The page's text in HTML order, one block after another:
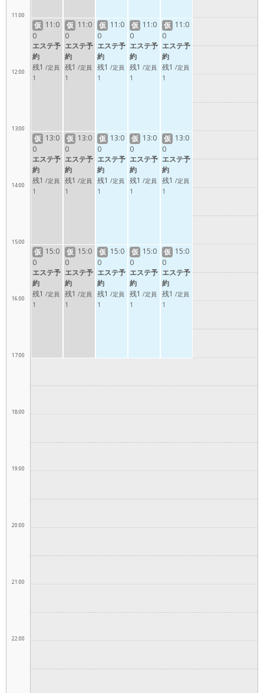
11:00
12:00
13:00
14:00
15:00
16:00
17:00
18:00
19:00
20:00
21:00
22:00
仮 11:0
0
エステ予
約
残1 /定員
1
仮 13:0
0
エステ予
約
残1 /定員
1
仮 15:0
0
エステ予
約
残1 /定員
1
仮 11:0
0
エステ予
約
残1 /定員
1
仮 13:0
0
エステ予
約
残1 /定員
1
仮 15:0
0
エステ予
約
残1 /定員
1
仮 11:0
0
エステ予
約
残1 /定員
1
仮 13:0
0
エステ予
約
残1 /定員
1
仮 15:0
0
エステ予
約
残1 /定員
1
仮 11:0
0
エステ予
約
残1 /定員
1
仮 13:0
0
エステ予
約
残1 /定員
1
仮 15:0
0
エステ予
約
残1 /定員
1
仮 11:0
0
エステ予
約
残1 /定員
1
仮 13:0
0
エステ予
約
残1 /定員
1
仮 15:0
0
エステ予
約
残1 /定員
1